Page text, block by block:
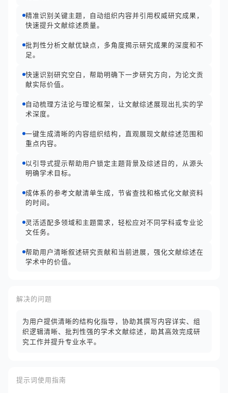
精准识别关键主题，自动组织内容并引用权威研究成果，
快速提升文献综述质量。
批判性分析文献优缺点，多角度揭示研究成果的深度和不
足。
快速识别研究空白，帮助明确下一步研究方向，为论文贡
献实际价值。
自动梳理方法论与理论框架，让文献综述展现出扎实的学
术深度。
一键生成清晰的内容组织结构，直观展现文献综述范围和
重点内容。
以引导式提示帮助用户锁定主题背景及综述目的，从源头
明确学术目标。
成体系的参考文献清单生成，节省查找和格式化文献资料
的时间。
灵活适配多领域和主题需求，轻松应对不同学科或专业论
文任务。
帮助用户清晰叙述研究贡献和当前进展，强化文献综述在
学术中的价值。
解决的问题
为用户提供清晰的结构化指导，协助其撰写内容详实、组
织逻辑清晰、批判性强的学术文献综述，助其高效完成研
究工作并提升专业水平。
提示词使用指南